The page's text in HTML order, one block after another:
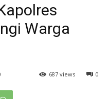
Warga
0
687 views